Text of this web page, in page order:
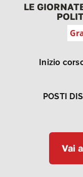
LE
Inizio
POSTI
Vai